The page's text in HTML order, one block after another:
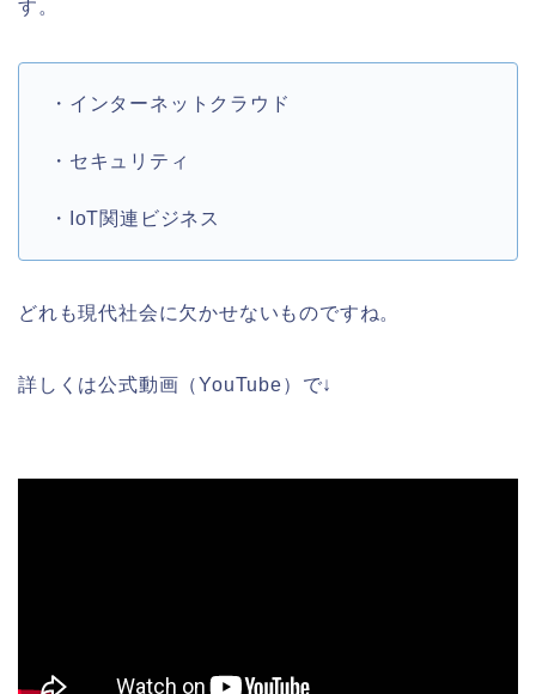
す。
・インターネットクラウド
・セキュリティ
・IoT関連ビジネス
どれも現代社会に欠かせないものですね。
詳しくは公式動画（YouTube）で↓